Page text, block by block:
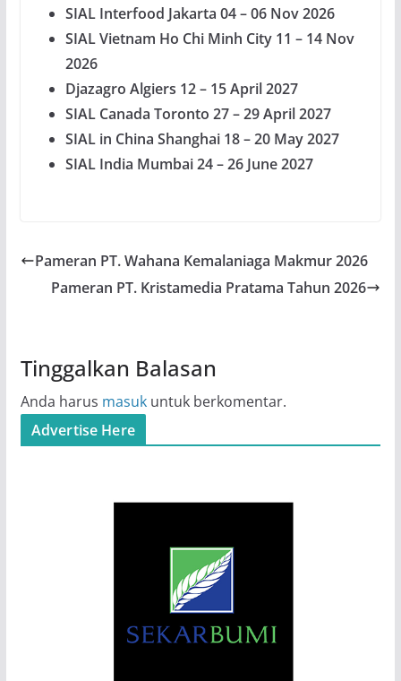
SIAL Interfood Jakarta 04 – 06 Nov 2026
SIAL Vietnam Ho Chi Minh City 11 – 14 Nov
2026
Djazagro Algiers 12 – 15 April 2027
SIAL Canada Toronto 27 – 29 April 2027
SIAL in China Shanghai 18 – 20 May 2027
SIAL India Mumbai 24 – 26 June 2027
Pameran PT. Wahana Kemalaniaga Makmur 2026
Pameran PT. Kristamedia Pratama Tahun 2026
Tinggalkan Balasan
Anda harus masukuntuk berkomentar.
Advertise Here